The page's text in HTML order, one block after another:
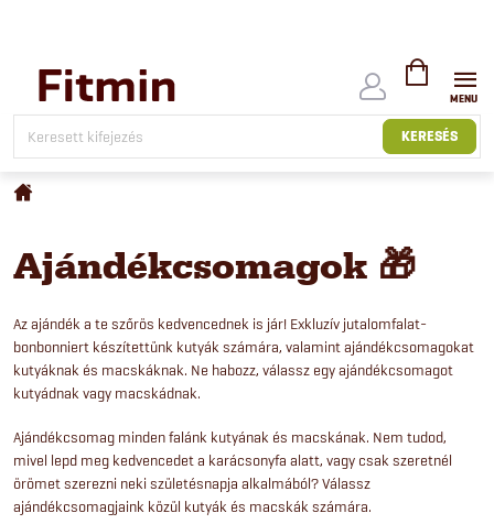
tartalomhoz
KERESÉS
KOSÁR
Kezdőlap
Ajándékcsomagok 🎁
Az ajándék a te szőrös kedvencednek is jár! Exkluzív jutalomfalat-
bonbonniert készítettünk kutyák számára, valamint ajándékcsomagokat
kutyáknak és macskáknak. Ne habozz, válassz egy ajándékcsomagot
kutyádnak vagy macskádnak.
Ajándékcsomag minden falánk kutyának és macskának. Nem tudod,
mivel lepd meg kedvencedet a karácsonyfa alatt, vagy csak szeretnél
örömet szerezni neki születésnapja alkalmából? Válassz
ajándékcsomagjaink közül kutyák és macskák számára.